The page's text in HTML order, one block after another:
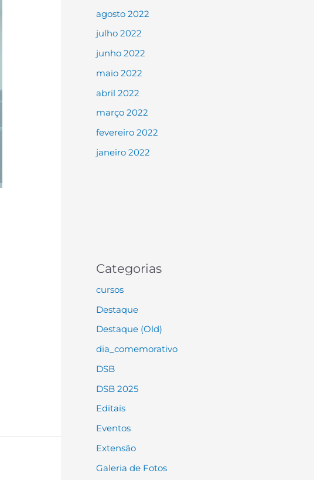
agosto 2022
julho 2022
junho 2022
maio 2022
abril 2022
março 2022
fevereiro 2022
janeiro 2022
Categorias
cursos
Destaque
Destaque (Old)
dia_comemorativo
DSB
DSB 2025
Editais
Eventos
Extensão
Galeria de Fotos